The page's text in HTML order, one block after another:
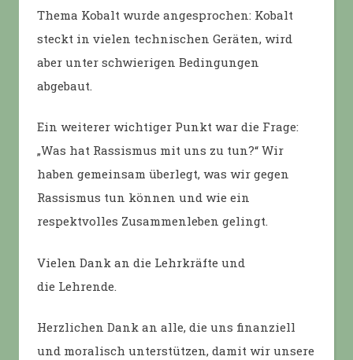
Thema Kobalt wurde angesprochen: Kobalt
steckt in vielen technischen Geräten, wird
aber unter schwierigen Bedingungen
abgebaut.
Ein weiterer wichtiger Punkt war die Frage:
„Was hat Rassismus mit uns zu tun?“ Wir
haben gemeinsam überlegt, was wir gegen
Rassismus tun können und wie ein
respektvolles Zusammenleben gelingt.
Vielen Dank an die Lehrkräfte und
die Lehrende.
Herzlichen Dank an alle, die uns finanziell
und moralisch unterstützen, damit wir unsere